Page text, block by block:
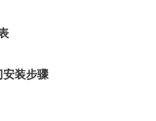
安装步骤